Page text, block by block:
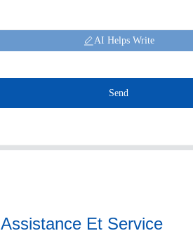
AI Helps Write
Send
Assistance Et Service